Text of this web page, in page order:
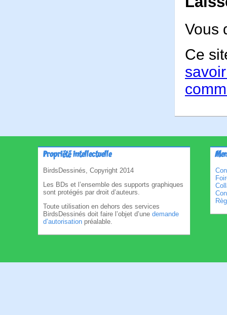
Vous
Ce
Propriété intellectuelle
BirdsDessinés, Copyright 2014
Les BDs et l’ensemble des supports graphiques
sont protégés par droit d’auteurs.
Toute utilisation en dehors des services
BirdsDessinés doit faire l’objet d’une demande
d’autorisation préalable.